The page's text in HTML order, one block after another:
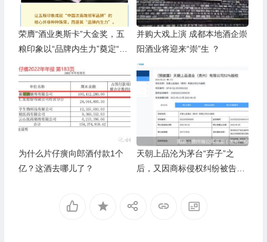
荣膺“酒业奥斯卡”大金奖，五
粮印象以“品牌内生力”奠定“领
并购大戏上演 成都本地酒企崇
阳酒业将迎来“崇”生 ？
为什么片仔癀向郎酒付款1个
亿？这酒去哪儿了？
天朝上品沦为茅台“弃子”之
后，又因商标侵权纠纷被告上